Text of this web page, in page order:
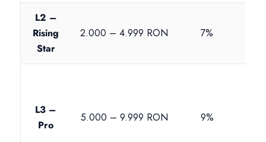
L2 –
Rising
Star
2.000 – 4.999 RON 7%
L3 –
Pro
5.000 – 9.999 RON 9%